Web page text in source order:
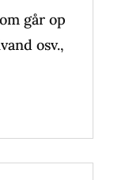
går op
osv.,